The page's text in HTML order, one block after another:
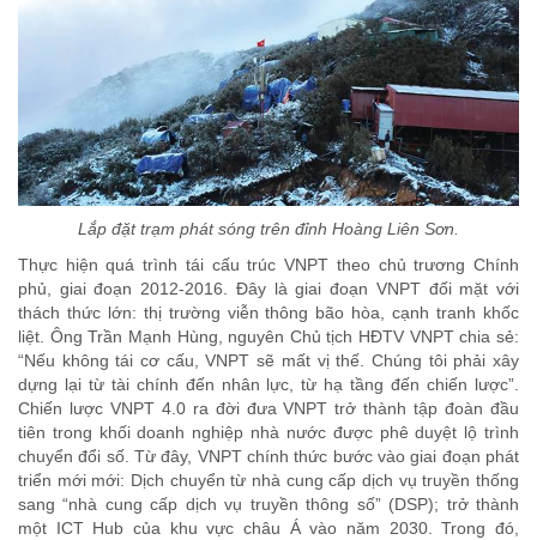
Lắp đặt trạm phát sóng trên đỉnh Hoàng Liên Sơn.
Thực hiện quá trình tái cấu trúc VNPT theo chủ trương Chính
phủ, giai đoạn 2012-2016. Đây là giai đoạn VNPT đối mặt với
thách thức lớn: thị trường viễn thông bão hòa, cạnh tranh khốc
liệt. Ông Trần Mạnh Hùng, nguyên Chủ tịch HĐTV VNPT chia sẻ:
“Nếu không tái cơ cấu, VNPT sẽ mất vị thế. Chúng tôi phải xây
dựng lại từ tài chính đến nhân lực, từ hạ tầng đến chiến lược”.
Chiến lược VNPT 4.0 ra đời đưa VNPT trở thành tập đoàn đầu
tiên trong khối doanh nghiệp nhà nước được phê duyệt lộ trình
chuyển đổi số. Từ đây, VNPT chính thức bước vào giai đoạn phát
triển mới mới: Dịch chuyển từ nhà cung cấp dịch vụ truyền thống
sang “nhà cung cấp dịch vụ truyền thông số” (DSP); trở thành
một ICT Hub của khu vực châu Á vào năm 2030. Trong đó,